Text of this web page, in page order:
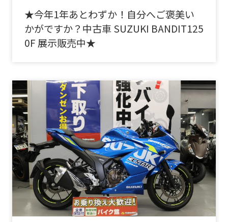
★今年1年あとわずか！自分へご褒美い
かがですか？中古車 SUZUKI BANDIT125
0F 展示販売中★